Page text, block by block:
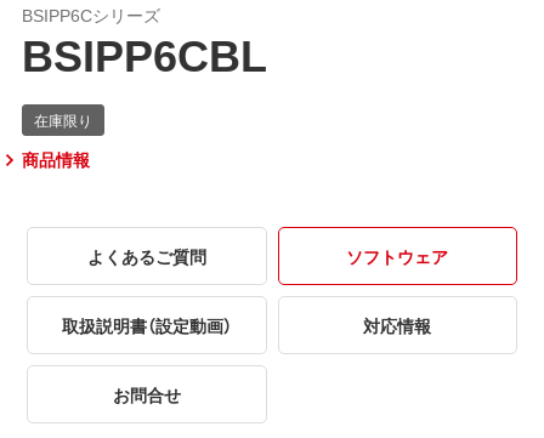
BSIPP6Cシリーズ
BSIPP6CBL
商品情報
よくあるご質問 ソフトウェア
取扱説明書（設定動画） 対応情報
お問合せ